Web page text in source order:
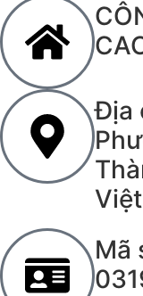
Địa
Mã